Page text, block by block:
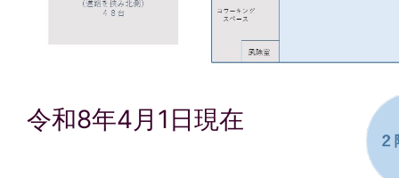
令和8年4月1日現在